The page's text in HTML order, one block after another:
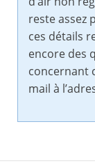
reste assez
ces détails
encore des
concernant
mail à